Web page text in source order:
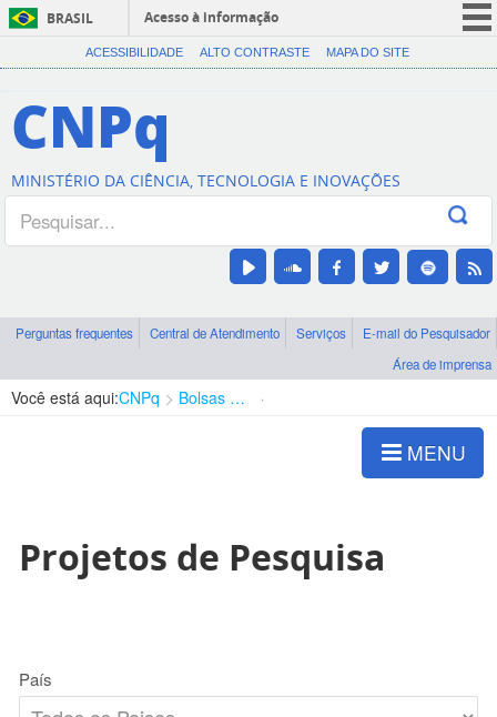
BRASIL
Acesso à informação
CORONAVÍRUS (COVID-19)
Canais
ACESSIBILIDADE ALTO CONTRASTE MAPA DO SITE
CNPq
MINISTÉRIO DA CIÊNCIA, TECNOLOGIA E INOVAÇÕES
Perguntas frequentes Central de Atendimento Serviços
E-mail do Pesquisador
Área de imprensa
Você está aqui:CNPq Bolsas e Auxílios Vigentes
MENU
Projetos de Pesquisa
País